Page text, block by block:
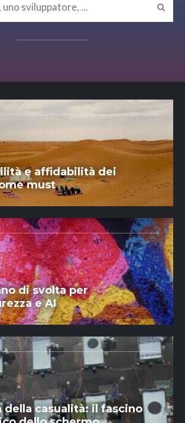
e affidabilità dei
must
di svolta per
e AI
della casualità: il fascino